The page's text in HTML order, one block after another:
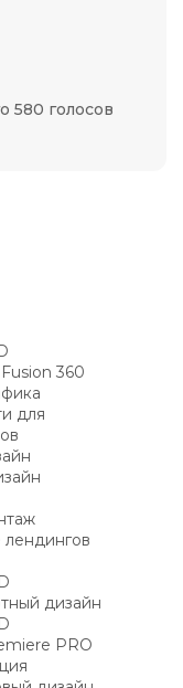
580 голосов
360
для
дизайн
PRO